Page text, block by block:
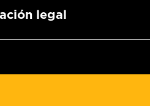
legal